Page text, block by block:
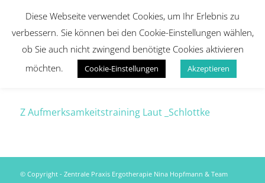
Z Aufmerksamkeitstraining Laut _Schlottke
© Copyright - Zentrale Praxis Ergotherapie Nina Hopfmann & Team
Diese Webseite verwendet Cookies, um Ihr Erlebnis zu
verbessern. Sie können bei den Cookie-Einstellungen wählen,
ob Sie auch nicht zwingend benötigte Cookies aktivieren
möchten.
Cookie-Einstellungen Akzeptieren